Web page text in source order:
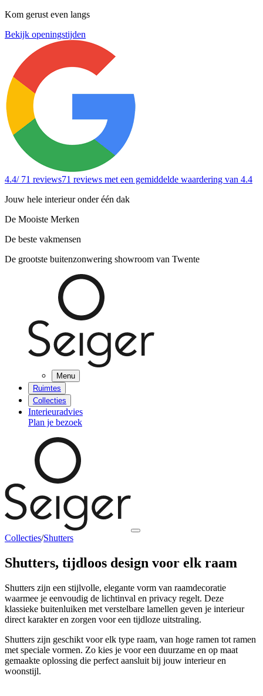
Kom gerust even langs
Bekijk openingstijden
4.4/ 71 reviews71 reviews met een gemiddelde waardering van 4.4
Jouw hele interieur onder één dak
De Mooiste Merken
De beste vakmensen
De grootste buitenzonwering showroom van Twente
Menu
Ruimtes
Collecties
Interieuradvies
Plan je bezoek
Collecties/Shutters
Shutters, tijdloos design voor elk raam
Shutters zijn een stijlvolle, elegante vorm van raamdecoratie
waarmee je eenvoudig de lichtinval en privacy regelt. Deze
klassieke buitenluiken met verstelbare lamellen geven je interieur
direct karakter en zorgen voor een tijdloze uitstraling.
Shutters zijn geschikt voor elk type raam, van hoge ramen tot ramen
met speciale vormen. Zo kies je voor een duurzame en op maat
gemaakte oplossing die perfect aansluit bij jouw interieur en
woonstijl.